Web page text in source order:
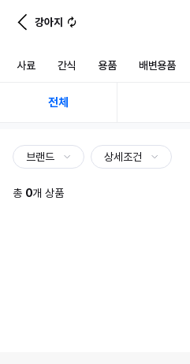
강아지
사료 간식 용품 배변용품
전체
브랜드 상세조건
총 0개 상품